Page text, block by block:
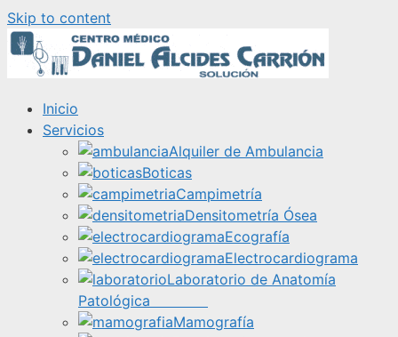
Skip to content
Inicio
Servicios
Alquiler de Ambulancia
Boticas
Campimetría
Densitometría Ósea
Ecografía
Electrocardiograma
Laboratorio de Anatomía
Patológica
Mamografía